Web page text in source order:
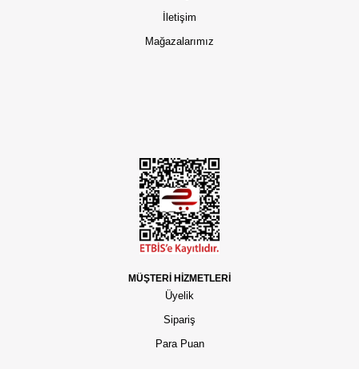
İletişim
Mağazalarımız
MÜŞTERİ HİZMETLERİ
Üyelik
Sipariş
Para Puan